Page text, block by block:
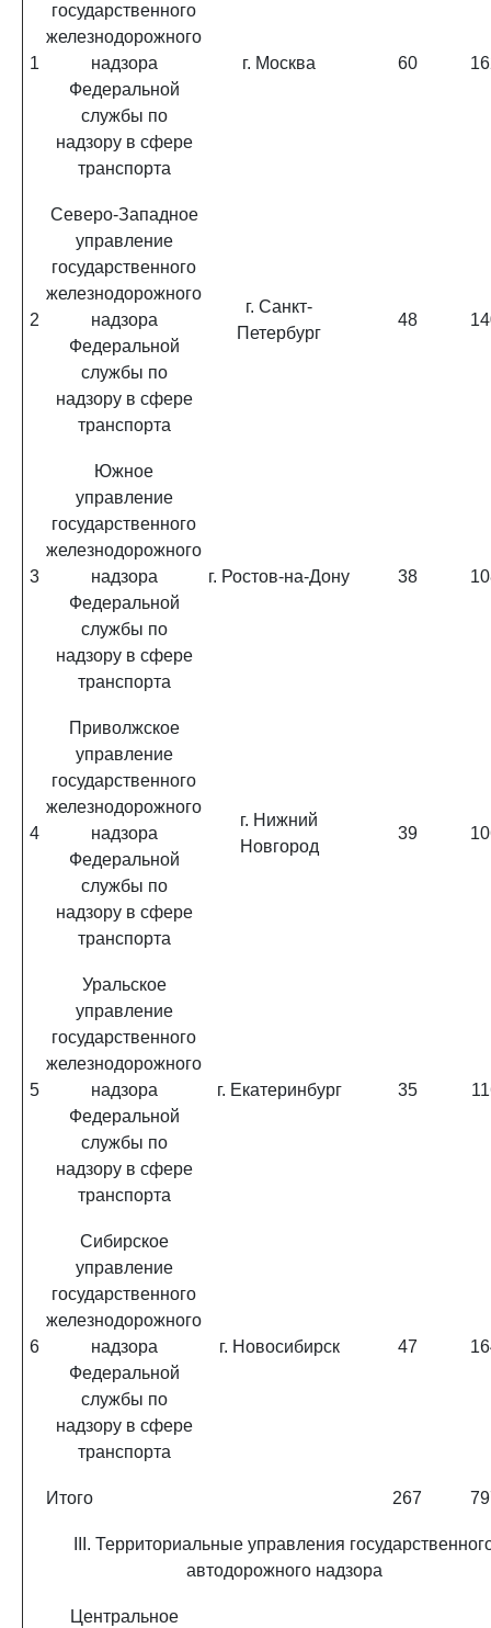
1
государственного
железнодорожного
надзора
Федеральной
службы по
надзору в сфере
транспорта
г. Москва 60
2
Северо-Западное
управление
государственного
железнодорожного
надзора
Федеральной
службы по
надзору в сфере
транспорта
г. Санкт-
Петербург
48
3
Южное
управление
государственного
железнодорожного
надзора
Федеральной
службы по
надзору в сфере
транспорта
г. Ростов-на-Дону 38
4
Приволжское
управление
государственного
железнодорожного
надзора
Федеральной
службы по
надзору в сфере
транспорта
г. Нижний
Новгород
39
5
Уральское
управление
государственного
железнодорожного
надзора
Федеральной
службы по
надзору в сфере
транспорта
г. Екатеринбург 35
6
Сибирское
управление
государственного
железнодорожного
надзора
Федеральной
службы по
надзору в сфере
транспорта
г. Новосибирск 47
Итого 267
III. Территориальные управления
автодорожного надзора
Центральное